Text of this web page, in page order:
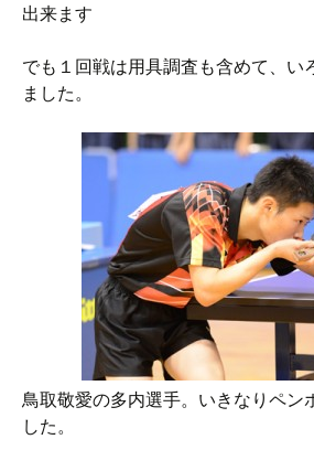
出来ます
でも１回戦は用具調査も含めて、い
ました。
鳥取敬愛の多内選手。いきなりペン
した。